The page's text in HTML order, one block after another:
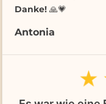
Danke! 🙏💗
Antonia